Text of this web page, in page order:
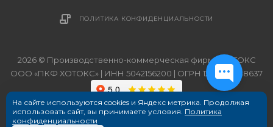
ПОЛИТИКА КОНФИДЕНЦИАЛЬНОСТИ
2026 © Производственно-коммерческая фирма ХОТОКС
ООО «ПКФ ХОТОКС» | ИНН 5042156200 | ОГРН 1215000038637
На сайте используются cookies и Яндекс метрика. Продолжая
использовать сайт, вы принимаете условия. Политика
конфиденциальности